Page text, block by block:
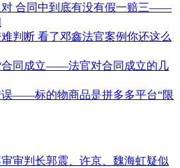
对 合同中到底有没有假一赔三——
判断 看了邓鑫法官案例你还这么
合同成立——法官对合同成立的几
误——标的物商品是拼多多平台“限
审判长郭震、许京、魏海虹疑似